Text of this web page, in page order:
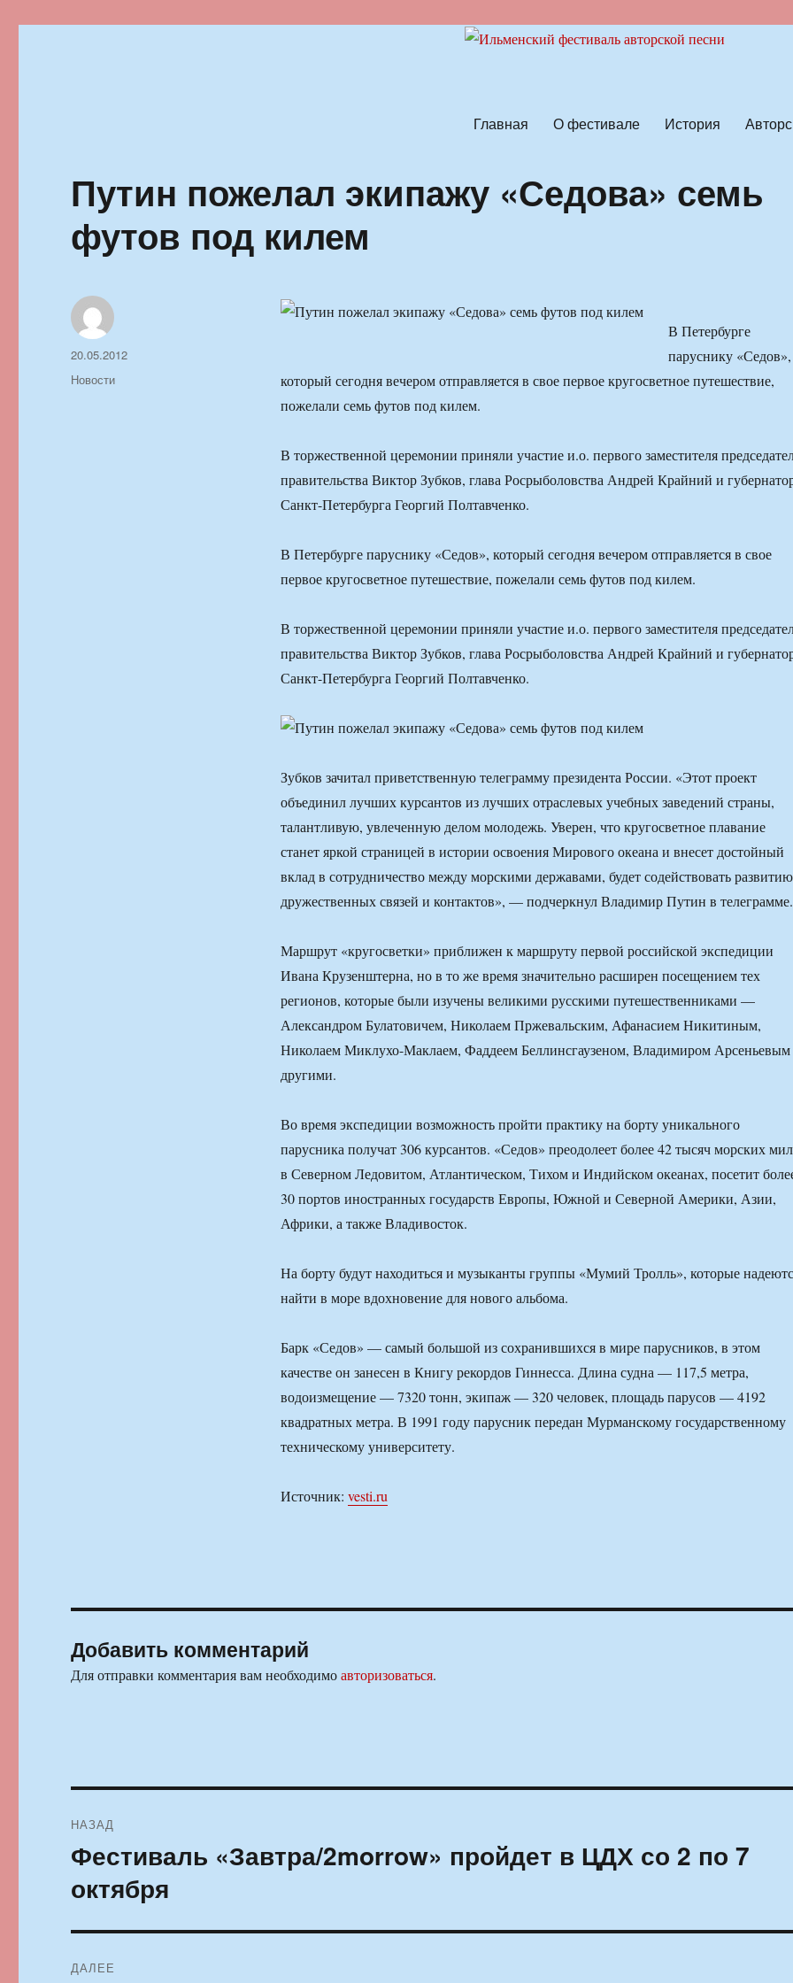
Главная О фестивале История
Путин пожелал экипажу «Седова» семь
футов под килем
В Петербурге
паруснику «Седов»,
который сегодня вечером отправляется в свое первое кругосветное путешествие,
пожелали семь футов под килем.
В торжественной церемонии приняли участие и.о. первого заместителя
правительства Виктор Зубков, глава Росрыболовства Андрей Крайний и
Санкт-Петербурга Георгий Полтавченко.
В Петербурге паруснику «Седов», который сегодня вечером отправляется в свое
первое кругосветное путешествие, пожелали семь футов под килем.
В торжественной церемонии приняли участие и.о. первого заместителя
правительства Виктор Зубков, глава Росрыболовства Андрей Крайний и
Санкт-Петербурга Георгий Полтавченко.
Зубков зачитал приветственную телеграмму президента России. «Этот проект
объединил лучших курсантов из лучших отраслевых учебных заведений страны,
талантливую, увлеченную делом молодежь. Уверен, что кругосветное плавание
станет яркой страницей в истории освоения Мирового океана и внесет достойный
вклад в сотрудничество между морскими державами, будет содействовать развитию
дружественных связей и контактов», — подчеркнул Владимир Путин в телеграмме.
Маршрут «кругосветки» приближен к маршруту первой российской экспедиции
Ивана Крузенштерна, но в то же время значительно расширен посещением тех
регионов, которые были изучены великими русскими путешественниками —
Александром Булатовичем, Николаем Пржевальским, Афанасием Никитиным,
Николаем Миклухо-Маклаем, Фаддеем Беллинсгаузеном, Владимиром
другими.
Во время экспедиции возможность пройти практику на борту уникального
парусника получат 306 курсантов. «Седов» преодолеет более 42 тысяч морских
в Северном Ледовитом, Атлантическом, Тихом и Индийском океанах, посетит
30 портов иностранных государств Европы, Южной и Северной Америки, Азии,
Африки, а также Владивосток.
На борту будут находиться и музыканты группы «Мумий Тролль», которые
найти в море вдохновение для нового альбома.
Барк «Седов» — самый большой из сохранившихся в мире парусников, в этом
качестве он занесен в Книгу рекордов Гиннесса. Длина судна — 117,5 метра,
водоизмещение — 7320 тонн, экипаж — 320 человек, площадь парусов — 4192
квадратных метра. В 1991 году парусник передан Мурманскому государственному
техническому университету.
Источник: vesti.ru
Автор
Опубликовано
20.05.2012
Рубрики
Новости
Добавить комментарий
Для отправки комментария вам необходимоавторизоваться.
по
записям
НАЗАД
Предыдущая
Фестиваль «Завтра/2morrow» пройдет в ЦДХ со 2 по 7
октября
ДАЛЕЕ